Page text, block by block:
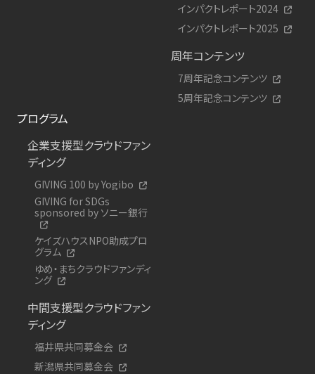
インパクトレポート2024
インパクトレポート2025
周年コンテンツ
7周年記念コンテンツ
5周年記念コンテンツ
プログラム
企業支援型クラウドファン
ディング
GIVING 100 by Yogibo
GIVING for SDGs
sponsored by ソニー銀行
ケイズハウスNPO助成プロ
グラム
ゆめ・まちクラウドファンディ
ング
中間支援型クラウドファン
ディング
福井県共同募金会
新潟県共同募金会